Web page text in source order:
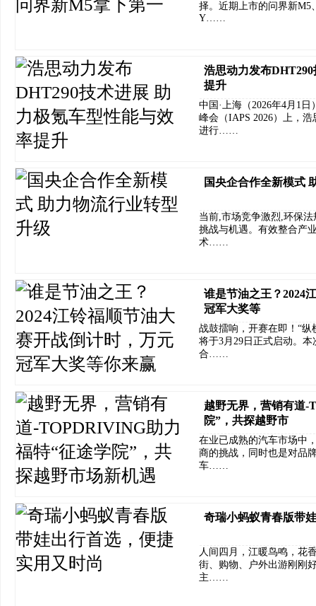
择。近期上市的问界新M5
Y……
浩思动力发布
提升
中国·上海（2026年4月1
峰会（IAPS 2026）上，
进行……
国央企合作全新模式
当前,市场竞争激烈,环保
挑战与机遇。有效整合产
术……
谁是节油之王？2024
冠军大奖等
战鼓擂响，开赛在即！“纵
将于3月29日正式启动。
合……
越野无界，营销有道-
院”，共探越野市
在业已成熟的汽车市场中
商的挑战，同时也是对品
车……
奇瑞小蚂蚁青春版带
人间四月，江暖鸟鸣，花
街、购物、户外出游刚刚
主……